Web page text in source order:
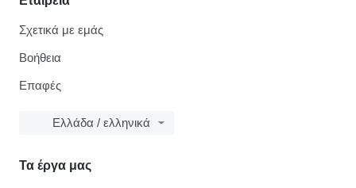
Σχετικά με εμάς
Βοήθεια
Επαφές
Ελλάδα / ελληνικά
Τα έργα μας